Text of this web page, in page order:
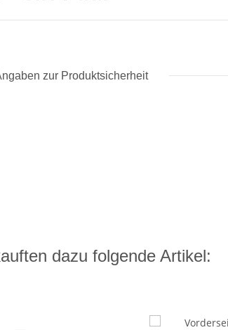
zur Produktsicherheit
dazu folgende Artikel: